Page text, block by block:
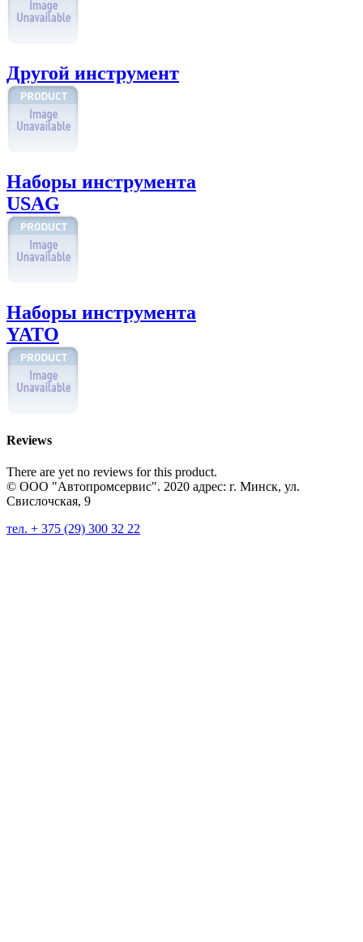
Другой инструмент
Наборы инструмента
USAG
Наборы инструмента
YATO
Reviews
There are yet no reviews for this product.
© ООО "Автопромсервис". 2020 адрес: г. Минск, ул.
Свислочская, 9
тел. + 375 (29) 300 32 22